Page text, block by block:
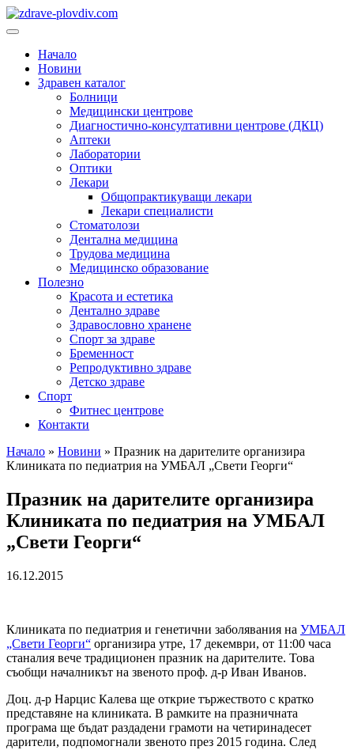
Преминете
към
Основно
Начало
Новини
Здравен каталог
Болници
Медицински центрове
Диагностично-консултативни центрове (ДКЦ)
Аптеки
Лаборатории
Оптики
Лекари
Общопрактикуващи лекари
Лекари специалисти
Стоматолози
Дентална медицина
Трудова медицина
Медицинско образование
Полезно
Красота и естетика
Дентално здраве
Здравословно хранене
Спорт за здраве
Бременност
Репродуктивно здраве
Детско здраве
Спорт
Фитнес центрове
Контакти
Начало » Новини » Празник на дарителите организира
Клиниката по педиатрия на УМБАЛ „Свети Георги“
Празник на дарителите организира
Клиниката по педиатрия на УМБАЛ
„Свети Георги“
16.12.2015
Клиниката по педиатрия и генетични заболявания на УМБАЛ
„Свети Георги“ организира утре, 17 декември, от 11:00 часа
станалия вече традиционен празник на дарителите. Това
съобщи началникът на звеното проф. д-р Иван Иванов.
Доц. д-р Нарцис Калева ще открие тържеството с кратко
представяне на клиниката. В рамките на празничната
програма ще бъдат раздадени грамоти на четиринадесет
дарители, подпомогнали звеното през 2015 година. След